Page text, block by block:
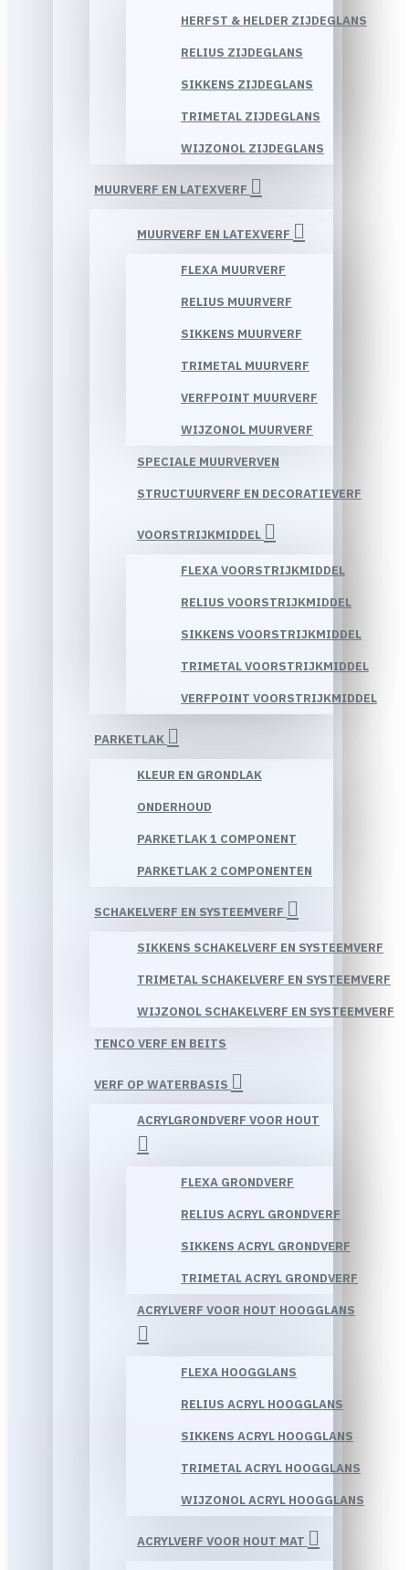
HERFST & HELDER ZIJDEGLANS
RELIUS ZIJDEGLANS
SIKKENS ZIJDEGLANS
TRIMETAL ZIJDEGLANS
WIJZONOL ZIJDEGLANS
MUURVERF EN LATEXVERF
MUURVERF EN LATEXVERF
FLEXA MUURVERF
RELIUS MUURVERF
SIKKENS MUURVERF
TRIMETAL MUURVERF
VERFPOINT MUURVERF
WIJZONOL MUURVERF
SPECIALE MUURVERVEN
STRUCTUURVERF EN DECORATIEVERF
VOORSTRIJKMIDDEL
FLEXA VOORSTRIJKMIDDEL
RELIUS VOORSTRIJKMIDDEL
SIKKENS VOORSTRIJKMIDDEL
TRIMETAL VOORSTRIJKMIDDEL
VERFPOINT VOORSTRIJKMIDDEL
PARKETLAK
KLEUR EN GRONDLAK
ONDERHOUD
PARKETLAK 1 COMPONENT
PARKETLAK 2 COMPONENTEN
SCHAKELVERF EN SYSTEEMVERF
SIKKENS SCHAKELVERF EN SYSTEEMVERF
TRIMETAL SCHAKELVERF EN SYSTEEMVERF
WIJZONOL SCHAKELVERF EN SYSTEEMVERF
TENCO VERF EN BEITS
VERF OP WATERBASIS
ACRYLGRONDVERF VOOR HOUT
FLEXA GRONDVERF
RELIUS ACRYL GRONDVERF
SIKKENS ACRYL GRONDVERF
TRIMETAL ACRYL GRONDVERF
ACRYLVERF VOOR HOUT HOOGGLANS
FLEXA HOOGGLANS
RELIUS ACRYL HOOGGLANS
SIKKENS ACRYL HOOGGLANS
TRIMETAL ACRYL HOOGGLANS
WIJZONOL ACRYL HOOGGLANS
ACRYLVERF VOOR HOUT MAT